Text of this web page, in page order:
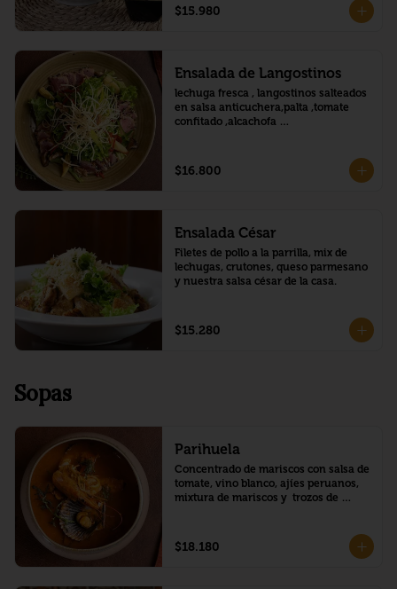
$15.980
Ensalada de Langostinos
lechuga fresca , langostinos salteados
en salsa anticuchera,palta ,tomate
confitado ,alcachofa
$16.800
Ensalada César
Filetes de pollo a la parrilla, mix de
lechugas, crutones, queso parmesano
y nuestra salsa césar de la casa.
$15.280
Sopas
Parihuela
Concentrado de mariscos con salsa de
tomate, vino blanco, ajíes peruanos,
mixtura de mariscos y  trozos de
$18.180